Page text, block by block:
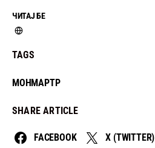
ЧИТАЈ БЕ
TAGS
МОНМАРТР
SHARE ARTICLE
FACEBOOK X (TWITTER)